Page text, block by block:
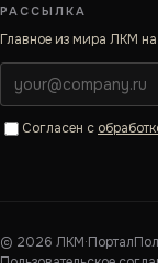
РАССЫЛКА
Главное из мира ЛКМ
Согласен с
© 2026 ЛКМ·Портал